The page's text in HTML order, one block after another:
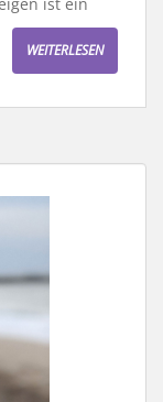
WEITERLESEN